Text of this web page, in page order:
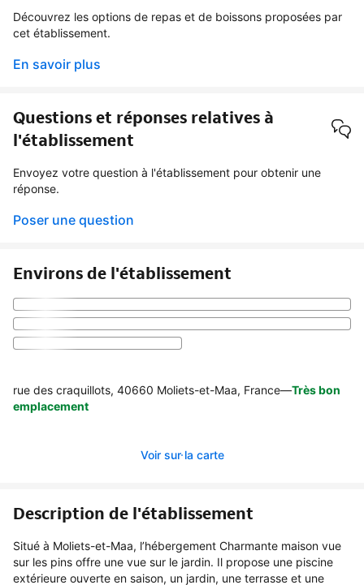
Découvrez les options de repas et de boissons proposées par
cet établissement.
En savoir plus
Questions et réponses relatives à
l'établissement
Envoyez votre question à l'établissement pour obtenir une
réponse.
Poser une question
Environs de l'établissement
rue des craquillots, 40660 Moliets-et-Maa, France—Très bon
emplacement
Voir sur la carte
Description de l'établissement
Situé à Moliets-et-Maa, l’hébergement Charmante maison vue
sur les pins offre une vue sur le jardin. Il propose une piscine
extérieure ouverte en saison, un jardin, une terrasse et une